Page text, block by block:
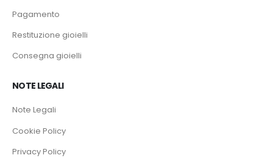
Pagamento
Restituzione gioielli
Consegna gioielli
NOTE LEGALI
Note Legali
Cookie Policy
Privacy Policy